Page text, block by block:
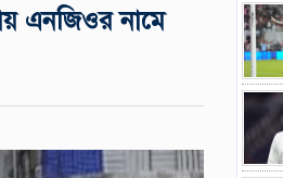
এনজিওর নামে